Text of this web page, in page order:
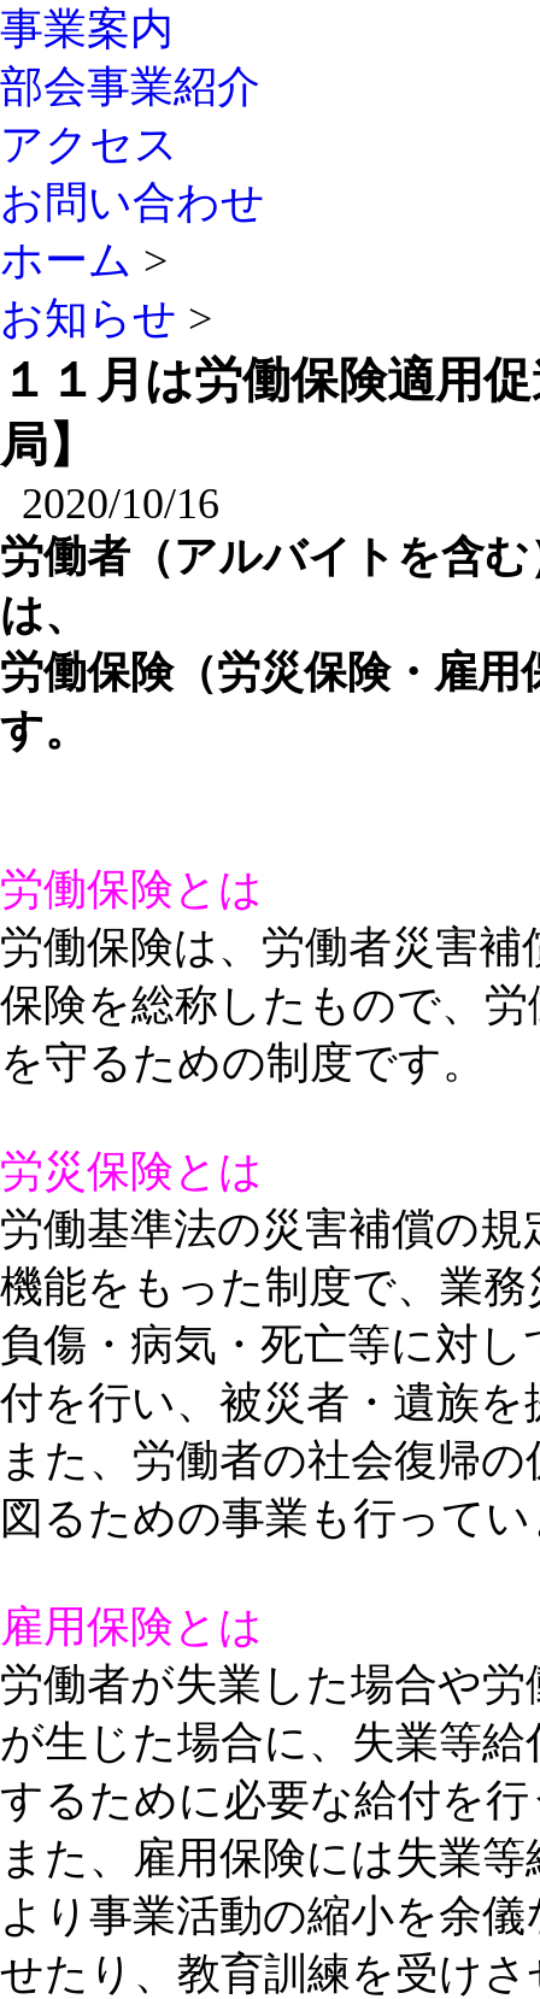
事業案内
部会事業紹介
アクセス
お問い合わせ
ホーム >
お知らせ >
１１月は労働保険適用
局】
2020/10/16
労働者（アルバイトを含
は、
労働保険（労災保険・雇
す。
労働保険とは
労働保険は、労働者災害
保険を総称したもので、
を守るための制度です。
労災保険とは
労働基準法の災害補償の
機能をもった制度で、業
負傷・病気・死亡等に対
付を行い、被災者・遺族
また、労働者の社会復帰
図るための事業も行って
雇用保険とは
労働者が失業した場合や
が生じた場合に、失業等
するために必要な給付を
また、雇用保険には失業
より事業活動の縮小を余
せたり、教育訓練を受け